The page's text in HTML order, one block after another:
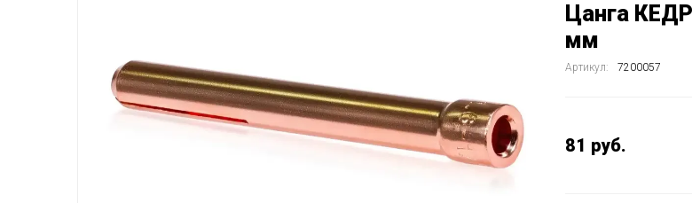
Цанга
мм
Артикул: 7200057
81 руб.